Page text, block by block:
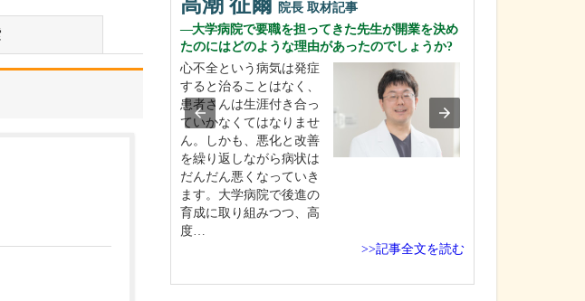
院長 取材記事
大学病院で要職を担ってきた先生が開業を決め
たのにはどのような理由があったのでしょうか?
心不全という病気は発症
すると治ることはなく、
患者さんは生涯付き合っ
ていかなくてはなりませ
ん。しかも、悪化と改善
を繰り返しながら病状は
だんだん悪くなっていき
ます。大学病院で後進の
育成に取り組みつつ、高
度…
>>記事全文を読む
ていることを教えてくだ
を
>>記事全文を読む